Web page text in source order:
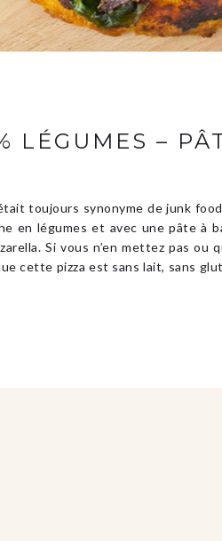
LÉGUMES –
toujours synonyme de junk
en légumes et avec une pâte à
Si vous n’en mettez pas ou
cette pizza est sans lait, sans